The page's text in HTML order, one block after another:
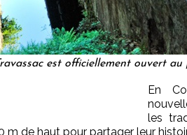
est officiellement ouvert
En
les
m de haut pour partager leur